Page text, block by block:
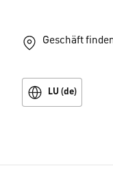
Geschäft
LU (de)